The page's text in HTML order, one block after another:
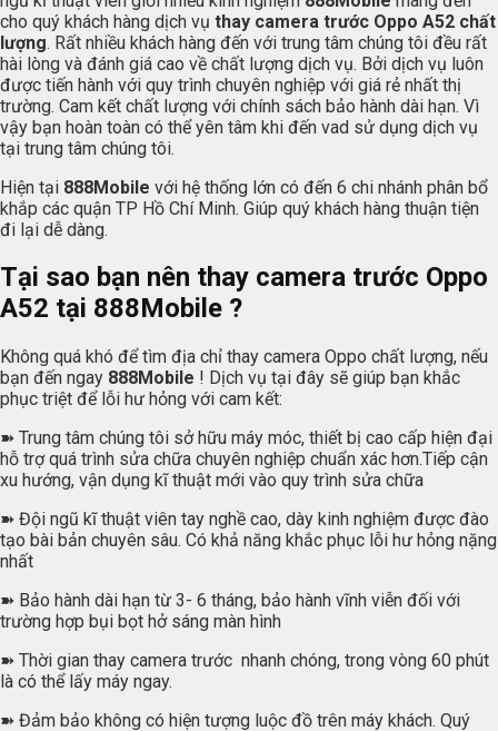
cho quý khách hàng dịch vụ thay camera trước Oppo A52 chất
lượng. Rất nhiều khách hàng đến với trung tâm chúng tôi đều rất
hài lòng và đánh giá cao về chất lượng dịch vụ. Bởi dịch vụ luôn
được tiến hành với quy trình chuyên nghiệp với giá rẻ nhất thị
trường. Cam kết chất lượng với chính sách bảo hành dài hạn. Vì
vậy bạn hoàn toàn có thể yên tâm khi đến vad sử dụng dịch vụ
tại trung tâm chúng tôi.
Hiện tại 888Mobile với hệ thống lớn có đến 6 chi nhánh phân bổ
khắp các quận TP Hồ Chí Minh. Giúp quý khách hàng thuận tiện
đi lại dễ dàng.
Tại sao bạn nên thay camera trước Oppo
A52 tại 888Mobile ?
Không quá khó để tìm địa chỉ thay camera Oppo chất lượng, nếu
bạn đến ngay 888Mobile ! Dịch vụ tại đây sẽ giúp bạn khắc
phục triệt để lỗi hư hỏng với cam kết:
➽ Trung tâm chúng tôi sở hữu máy móc, thiết bị cao cấp hiện đại
hỗ trợ quá trình sửa chữa chuyên nghiệp chuẩn xác hơn.Tiếp cận
xu hướng, vận dụng kĩ thuật mới vào quy trình sửa chữa
➽ Đội ngũ kĩ thuật viên tay nghề cao, dày kinh nghiệm được đào
tạo bài bản chuyên sâu. Có khả năng khắc phục lỗi hư hỏng nặng
nhất
➽ Bảo hành dài hạn từ 3- 6 tháng, bảo hành vĩnh viễn đối với
trường hợp bụi bọt hở sáng màn hình
➽ Thời gian thay camera trước nhanh chóng, trong vòng 60 phút
là có thể lấy máy ngay.
➽ Đảm bảo không có hiện tượng luộc đồ trên máy khách. Quý